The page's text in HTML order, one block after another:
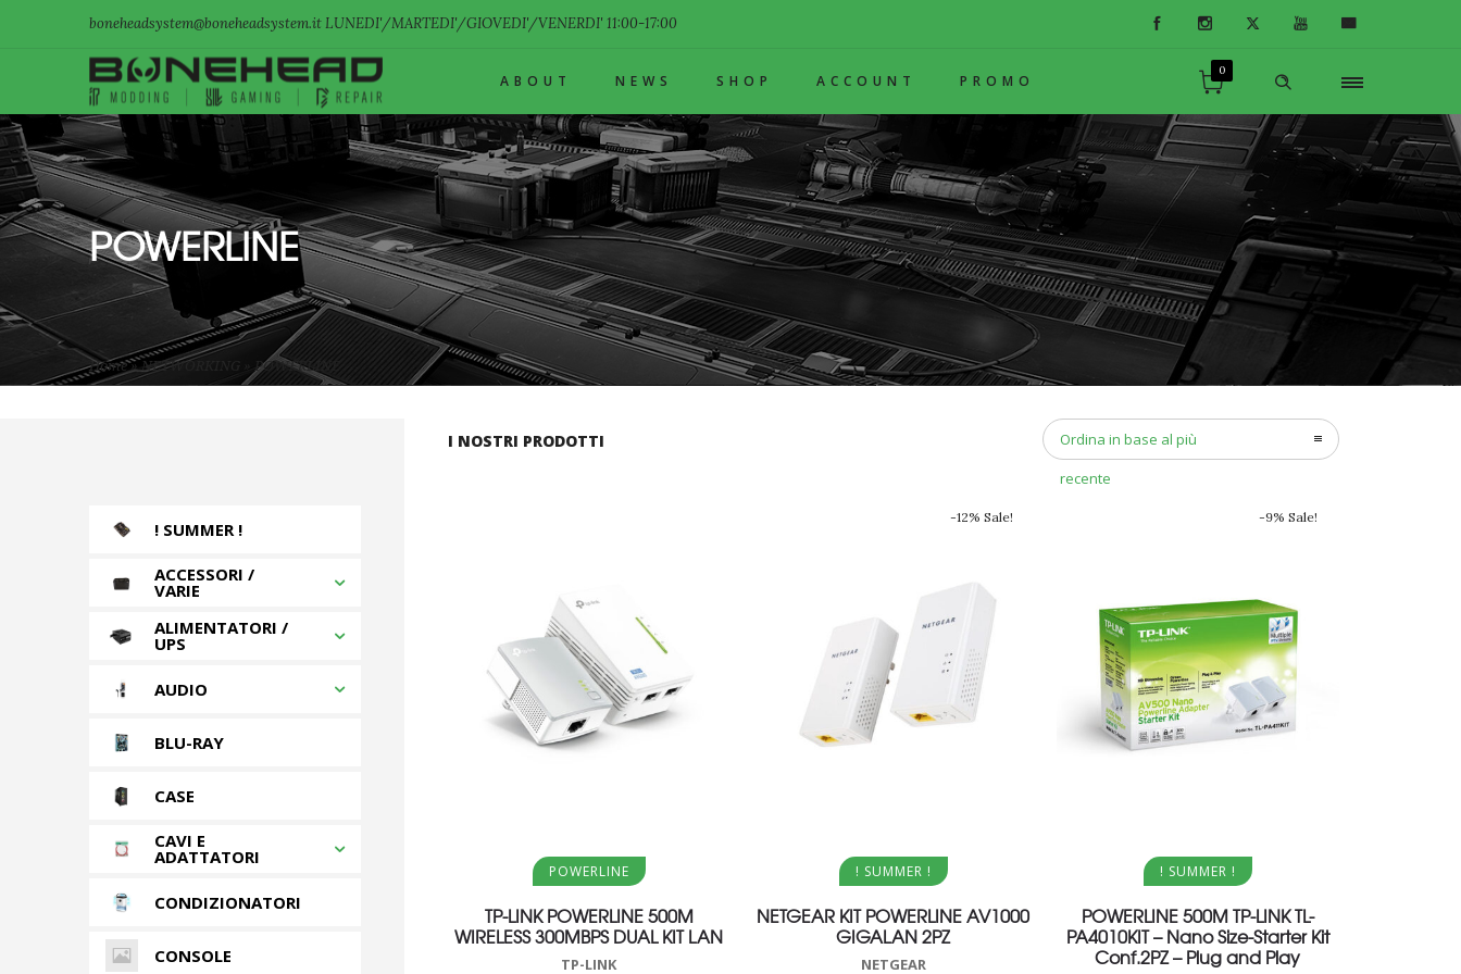
boneheadsystem@boneheadsystem.it LUNEDI'/MARTEDI'/GIOVEDI'/VENERDI' 11:00-17:00
0
ABOUT NEWS SHOP ACCOUNT PROMO
POWERLINE
Home»NETWORKING » POWERLINE
I NOSTRI PRODOTTI
Ordina in base al più
recente
Aggiungi al carrello
POWERLINE
TP-LINK POWERLINE 500M
WIRELESS 300MBPS DUAL KIT LAN
TP-LINK
-12% Sale!
Aggiungi al carrello
! SUMMER !
NETGEAR KIT POWERLINE AV1000
GIGALAN 2PZ
NETGEAR
-9% Sale!
Aggiungi al carrello
! SUMMER !
POWERLINE 500M TP-LINK TL-
PA4010KIT – Nano Size-Starter Kit
Conf.2PZ – Plug and Play
! SUMMER !
ACCESSORI /
VARIE
ALIMENTATORI /
UPS
AUDIO
BLU-RAY
CASE
CAVI E
ADATTATORI
CONDIZIONATORI
CONSOLE